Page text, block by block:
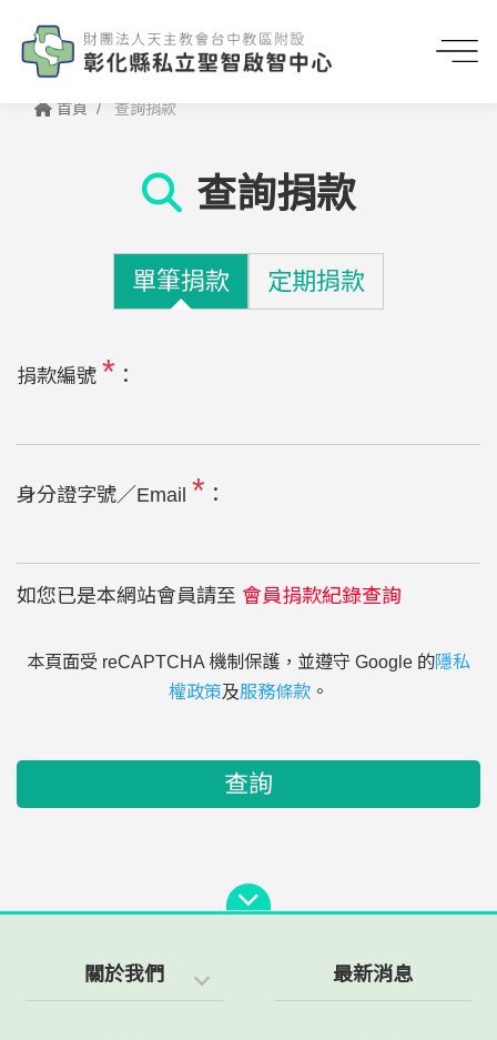
首頁 查詢捐款
查詢捐款
單筆捐款 定期捐款
捐款編號 * ：
身分證字號／Email * ：
如您已是本網站會員請至 會員捐款紀錄查詢
本頁面受 reCAPTCHA 機制保護，並遵守 Google 的隱私
權政策及服務條款 。
查詢
關於我們 最新消息